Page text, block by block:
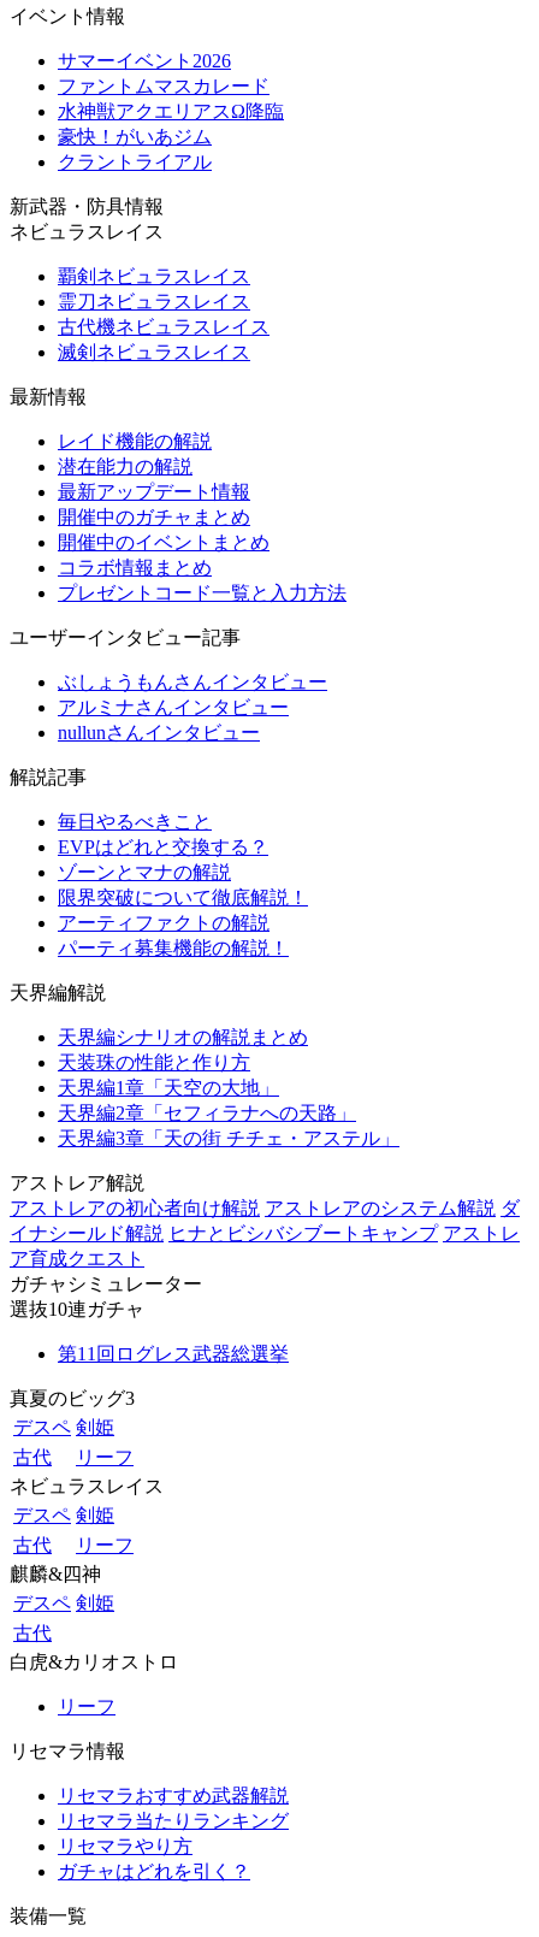
イベント情報
サマーイベント2026
ファントムマスカレード
水神獣アクエリアスΩ降臨
豪快！がいあジム
クラントライアル
新武器・防具情報
ネビュラスレイス
覇剣ネビュラスレイス
霊刀ネビュラスレイス
古代機ネビュラスレイス
滅剣ネビュラスレイス
最新情報
レイド機能の解説
潜在能力の解説
最新アップデート情報
開催中のガチャまとめ
開催中のイベントまとめ
コラボ情報まとめ
プレゼントコード一覧と入力方法
ユーザーインタビュー記事
ぶしょうもんさんインタビュー
アルミナさんインタビュー
nullunさんインタビュー
解説記事
毎日やるべきこと
EVPはどれと交換する？
ゾーンとマナの解説
限界突破について徹底解説！
アーティファクトの解説
パーティ募集機能の解説！
天界編解説
天界編シナリオの解説まとめ
天装珠の性能と作り方
天界編1章「天空の大地」
天界編2章「セフィラナへの天路」
天界編3章「天の街 チチェ・アステル」
アストレア解説
アストレアの初心者向け解説 アストレアのシステム解説 ダ
イナシールド解説 ヒナとビシバシブートキャンプ アストレ
ア育成クエスト
ガチャシミュレーター
選抜10連ガチャ
第11回ログレス武器総選挙
真夏のビッグ3
デスペ 剣姫
古代
リーフ
ネビュラスレイス
デスペ 剣姫
古代
リーフ
麒麟&四神
デスペ 剣姫
古代
白虎&カリオストロ
リーフ
リセマラ情報
リセマラおすすめ武器解説
リセマラ当たりランキング
リセマラやり方
ガチャはどれを引く？
装備一覧